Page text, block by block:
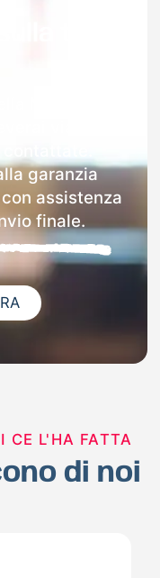
garanzia
assistenza
finale.
CE L'HA FATTA
di noi